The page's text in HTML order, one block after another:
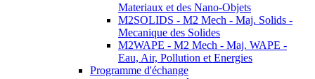
Materiaux et des Nano-Objets
M2SOLIDS - M2 Mech - Maj. Solids -
Mecanique des Solides
M2WAPE - M2 Mech - Maj. WAPE -
Eau, Air, Pollution et Energies
Programme d'échange